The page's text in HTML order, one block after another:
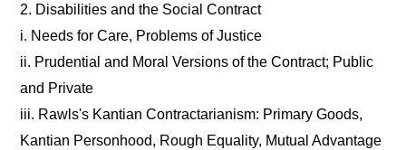
2. Disabilities and the Social Contract
i. Needs for Care, Problems of Justice
ii. Prudential and Moral Versions of the Contract; Public
and Private
iii. Rawls's Kantian Contractarianism: Primary Goods,
Kantian Personhood, Rough Equality, Mutual Advantage